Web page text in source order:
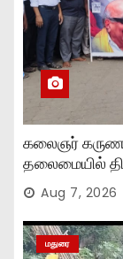
கலைஞர்
தலைமையில்
Aug 7, 2026
மதுரை